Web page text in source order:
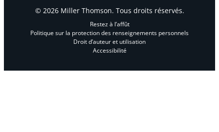
© 2026 Miller Thomson. Tous droits réservés.
Restez à l’affût
Politique sur la protection des renseignements personnels
Droit d’auteur et utilisation
Accessibilité